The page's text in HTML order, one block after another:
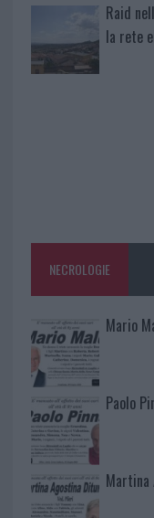
Raid
la rete
NECROLOGIE
Mario
Paolo